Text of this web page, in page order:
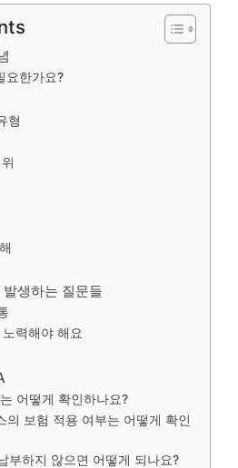
요한가요?
형
생하는 질문들
력해야 해요
어떻게 확인하나요?
의 보험 적용 여부는 어떻게 확인
부하지 않으면 어떻게 되나요?